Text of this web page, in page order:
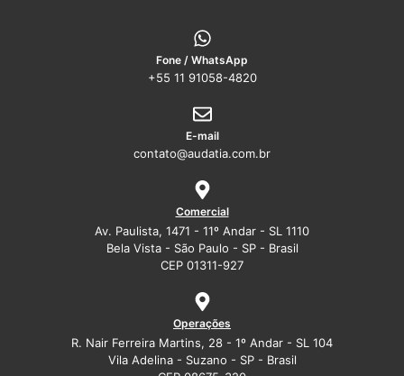
Fone / WhatsApp
+55 11 91058-4820
E-mail
contato@audatia.com.br
Comercial
Av. Paulista, 1471 - 11º Andar - SL 1110
Bela Vista - São Paulo - SP - Brasil
CEP 01311-927
Operações
R. Nair Ferreira Martins, 28 - 1º Andar - SL 104
Vila Adelina - Suzano - SP - Brasil